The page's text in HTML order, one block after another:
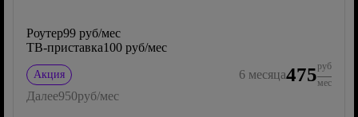
Роутер99 руб/мес
ТВ-приставка100 руб/мес
Акция 6 месяца475руб
мес
Далее950руб/мес